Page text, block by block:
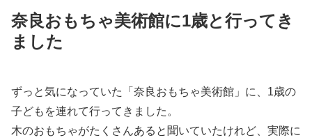
奈良おもちゃ美術館に1歳と行ってき
ました
ずっと気になっていた「奈良おもちゃ美術館」に、1歳の
子どもを連れて行ってきました。
木のおもちゃがたくさんあると聞いていたけれど、実際に